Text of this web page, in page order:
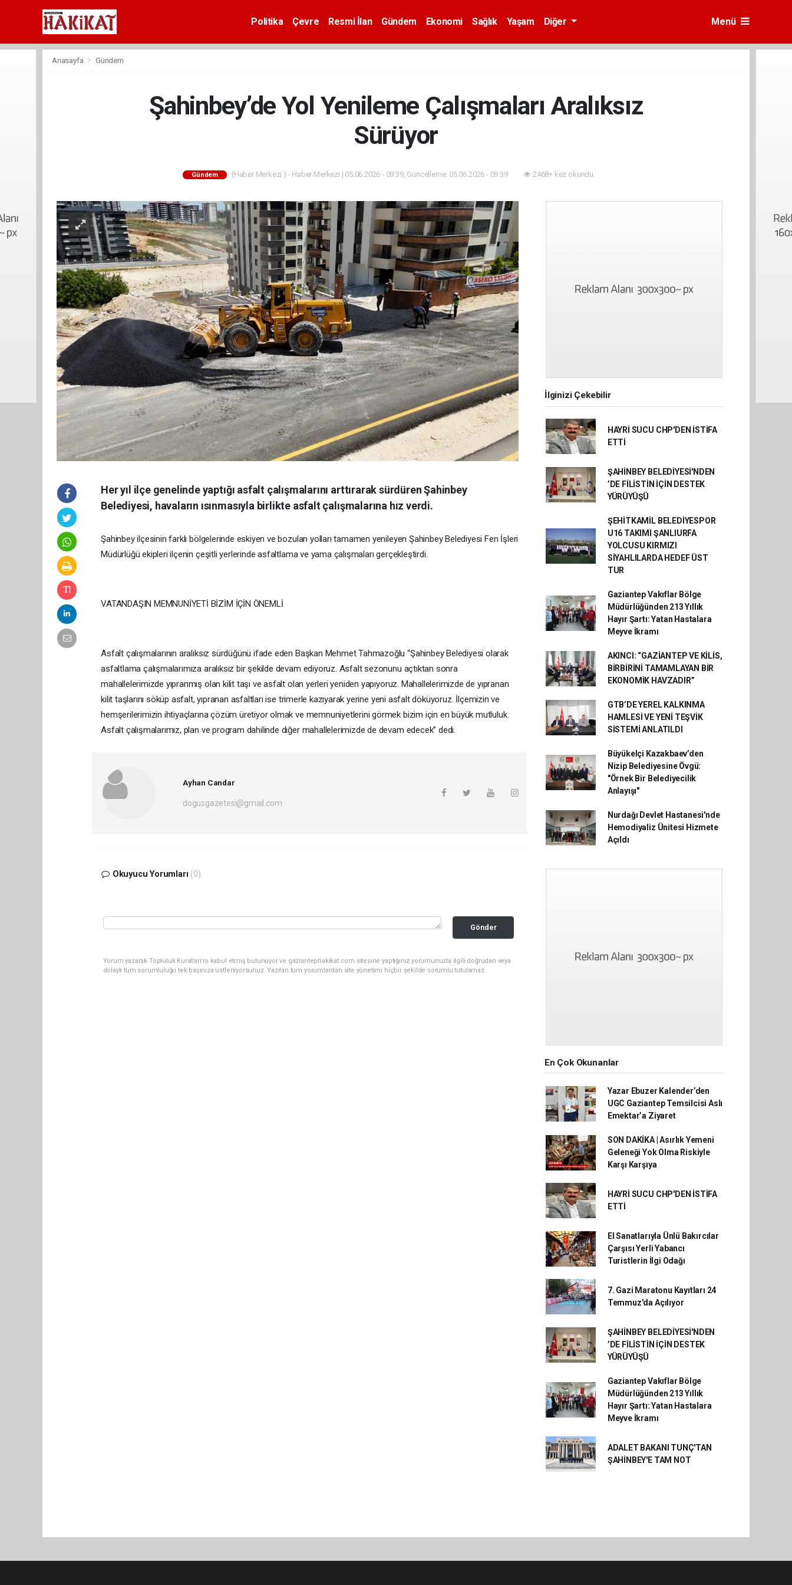
Politika Çevre Resmi İlan Gündem Ekonomi Sağlık Yaşam Diğer Menü
Anasayfa Gündem
Şahinbey’de Yol Yenileme Çalışmaları Aralıksız
Sürüyor
Gündem (Haber Merkezi ) - Haber Merkezi | 05.06.2026 - 09:39, Güncelleme: 05.06.2026 - 09:39 2468+ kez okundu.
Her yıl ilçe genelinde yaptığı asfalt çalışmalarını arttırarak sürdüren Şahinbey
Belediyesi, havaların ısınmasıyla birlikte asfalt çalışmalarına hız verdi.
Şahinbey ilçesinin farklı bölgelerinde eskiyen ve bozulan yolları tamamen yenileyen Şahinbey Belediyesi Fen İşleri
Müdürlüğü ekipleri ilçenin çeşitli yerlerinde asfaltlama ve yama çalışmaları gerçekleştirdi.
VATANDAŞIN MEMNUNİYETİ BİZİM İÇİN ÖNEMLİ
Asfalt çalışmalarının aralıksız sürdüğünü ifade eden Başkan Mehmet Tahmazoğlu “Şahinbey Belediyesi olarak
asfaltlama çalışmalarımıza aralıksız bir şekilde devam ediyoruz. Asfalt sezonunu açtıktan sonra
mahallelerimizde yıpranmış olan kilit taşı ve asfalt olan yerleri yeniden yapıyoruz. Mahallelerimizde de yıpranan
kilit taşlarını söküp asfalt, yıpranan asfaltları ise trimerle kazıyarak yerine yeni asfalt döküyoruz. İlçemizin ve
hemşerilerimizin ihtiyaçlarına çözüm üretiyor olmak ve memnuniyetlerini görmek bizim için en büyük mutluluk.
Asfalt çalışmalarımız, plan ve program dahilinde diğer mahallelerimizde de devam edecek” dedi.
Ayhan Candar
dogusgazetesi@gmail.com
Okuyucu Yorumları (0)
Gönder
Yorum yazarak Topluluk Kuralları’nı kabul etmiş bulunuyor ve gaziantephakikat.com sitesine yaptığınız yorumunuzla ilgili doğrudan veya
dolaylı tüm sorumluluğu tek başınıza üstleniyorsunuz. Yazılan tüm yorumlardan site yönetimi hiçbir şekilde sorumlu tutulamaz.
İlginizi Çekebilir
HAYRİ SUCU CHP'DEN İSTİFA
ETTİ
ŞAHİNBEY BELEDİYESİ'NDEN
’DE FİLİSTİN İÇİN DESTEK
YÜRÜYÜŞÜ
ŞEHİTKAMİL BELEDİYESPOR
U16 TAKIMI ŞANLIURFA
YOLCUSU KIRMIZI
SİYAHLILARDA HEDEF ÜST
TUR
Gaziantep Vakıflar Bölge
Müdürlüğünden 213 Yıllık
Hayır Şartı: Yatan Hastalara
Meyve İkramı
AKINCI: “GAZİANTEP VE KİLİS,
BİRBİRİNİ TAMAMLAYAN BİR
EKONOMİK HAVZADIR”
GTB’DE YEREL KALKINMA
HAMLESİ VE YENİ TEŞVİK
SİSTEMİ ANLATILDI
Büyükelçi Kazakbaev’den
Nizip Belediyesine Övgü:
"Örnek Bir Belediyecilik
Anlayışı"
Nurdağı Devlet Hastanesi'nde
Hemodiyaliz Ünitesi Hizmete
Açıldı
En Çok Okunanlar
Yazar Ebuzer Kalender’den
UGC Gaziantep Temsilcisi Aslı
Emektar’a Ziyaret
SON DAKİKA | Asırlık Yemeni
Geleneği Yok Olma Riskiyle
Karşı Karşıya
HAYRİ SUCU CHP'DEN İSTİFA
ETTİ
El Sanatlarıyla Ünlü Bakırcılar
Çarşısı Yerli Yabancı
Turistlerin İlgi Odağı
7. Gazi Maratonu Kayıtları 24
Temmuz'da Açılıyor
ŞAHİNBEY BELEDİYESİ'NDEN
’DE FİLİSTİN İÇİN DESTEK
YÜRÜYÜŞÜ
Gaziantep Vakıflar Bölge
Müdürlüğünden 213 Yıllık
Hayır Şartı: Yatan Hastalara
Meyve İkramı
ADALET BAKANI TUNÇ'TAN
ŞAHİNBEY'E TAM NOT